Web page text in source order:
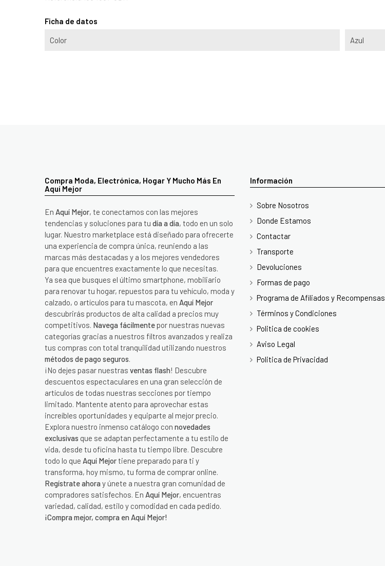
Ficha de datos
Color Azul
Compra Moda, Electrónica, Hogar Y Mucho Más En
Aquí Mejor
En Aquí Mejor, te conectamos con las mejores
tendencias y soluciones para tu día a día, todo en un solo
lugar. Nuestro marketplace está diseñado para ofrecerte
una experiencia de compra única, reuniendo a las
marcas más destacadas y a los mejores vendedores
para que encuentres exactamente lo que necesitas.
Ya sea que busques el último smartphone, mobiliario
para renovar tu hogar, repuestos para tu vehículo, moda y
calzado, o artículos para tu mascota, en Aquí Mejor
descubrirás productos de alta calidad a precios muy
competitivos. Navega fácilmente por nuestras nuevas
categorías gracias a nuestros filtros avanzados y realiza
tus compras con total tranquilidad utilizando nuestros
métodos de pago seguros.
¡No dejes pasar nuestras ventas flash! Descubre
descuentos espectaculares en una gran selección de
artículos de todas nuestras secciones por tiempo
limitado. Mantente atento para aprovechar estas
increíbles oportunidades y equiparte al mejor precio.
Explora nuestro inmenso catálogo con novedades
exclusivas que se adaptan perfectamente a tu estilo de
vida, desde tu oficina hasta tu tiempo libre. Descubre
todo lo que Aquí Mejortiene preparado para ti y
transforma, hoy mismo, tu forma de comprar online.
Regístrate ahora y únete a nuestra gran comunidad de
compradores satisfechos. En Aquí Mejor, encuentras
variedad, calidad, estilo y comodidad en cada pedido.
¡Compra mejor, compra en Aquí Mejor!
Información
Sobre Nosotros
Donde Estamos
Contactar
Transporte
Devoluciones
Formas de pago
Programa de Afiliados y Recompensas
Términos y Condiciones
Politica de cookies
Aviso Legal
Politica de Privacidad